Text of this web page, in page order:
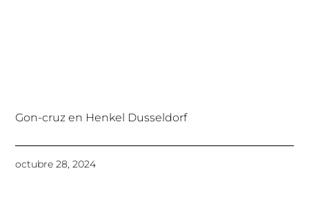
Gon-cruz en Henkel Dusseldorf
octubre 28, 2024